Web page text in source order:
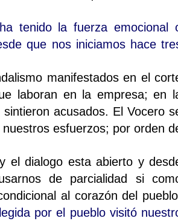
tenido la fuerza emocional
que nos iniciamos hace
manifestados en el
laboran en la empresa; en
acusados. El Vocero
esfuerzos; por orden
el dialogo esta abierto y
de parcialidad si
al corazón del
por el pueblo visitó